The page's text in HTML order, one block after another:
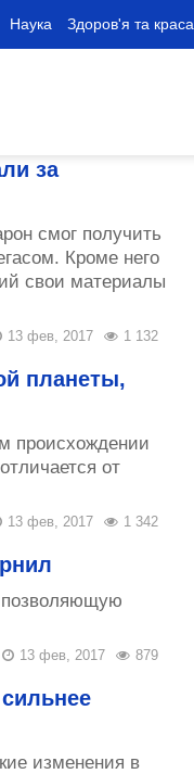
Наука Здоров'я та краса
за
смог получить
Кроме него
свои материалы
1 132
13 фев, 2017
планеты,
происхождении
от
1 342
13 фев, 2017
879
13 фев, 2017
изменения в